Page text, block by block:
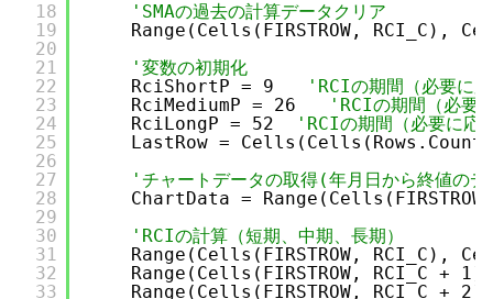
18
19
20
21
22
23
24
25
26
27
28
29
30
31
32
33
'SMAの過去の計算データクリア
Range(Cells(FIRSTROW, RCI_C),
'変数の初期化
RciShortP = 9
'RCIの期間（必要に
RciMediumP = 26
'RCIの期間（必要
RciLongP = 52
'RCIの期間（必要に応
LastRow =
'チャートデータの取得(年月日から終値の
ChartData =
'RCIの計算（短期、中期、長期）
Range(Cells(FIRSTROW, RCI_C),
Range(Cells(FIRSTROW, RCI_C +
Range(Cells(FIRSTROW, RCI_C +